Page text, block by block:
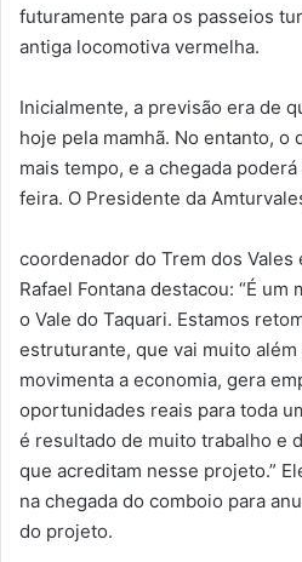
futuramente para os passeios
antiga locomotiva vermelha.
Inicialmente, a previsão era de
hoje pela mamhã. No entanto, o
mais tempo, e a chegada
feira. O Presidente da
coordenador do Trem dos Vales
Rafael Fontana destacou: “É
o Vale do Taquari. Estamos
estruturante, que vai muito
movimenta a economia, gera
oportunidades reais para toda
é resultado de muito trabalho e
que acreditam nesse projeto.”
na chegada do comboio para
do projeto.